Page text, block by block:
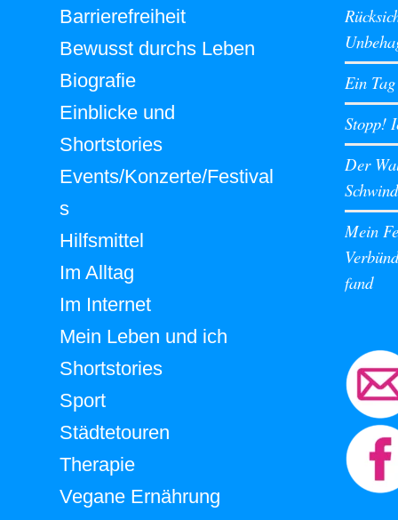
Barrierefreiheit
Bewusst durchs Leben
Biografie
Einblicke und
Shortstories
Events/Konzerte/Festival
s
Hilfsmittel
Im Alltag
Im Internet
Mein Leben und ich
Shortstories
Sport
Städtetouren
Therapie
Vegane Ernährung
Ein
Stopp!
Der
Mein
fand